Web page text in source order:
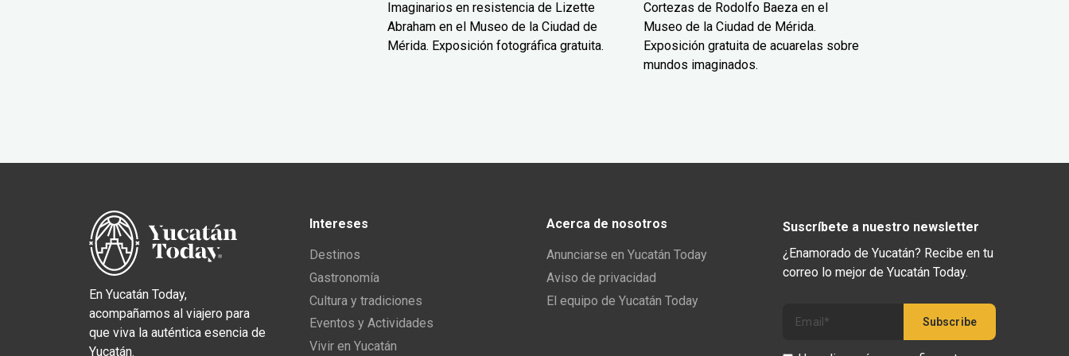
Imaginarios en resistencia de Lizette
Abraham en el Museo de la Ciudad de
Mérida. Exposición fotográfica gratuita.
Cortezas de Rodolfo Baeza en el
Museo de la Ciudad de Mérida.
Exposición gratuita de acuarelas sobre
mundos imaginados.
En Yucatán Today,
acompañamos al viajero para
que viva la auténtica esencia de
Yucatán.
Intereses
Destinos
Gastronomía
Cultura y tradiciones
Eventos y Actividades
Vivir en Yucatán
Acerca de nosotros
Anunciarse en Yucatán Today
Aviso de privacidad
El equipo de Yucatán Today
Suscríbete a nuestro newsletter
¿Enamorado de Yucatán? Recibe en tu
correo lo mejor de Yucatán Today.